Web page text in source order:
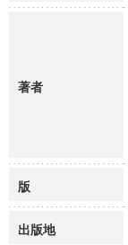
著者
版
出版地